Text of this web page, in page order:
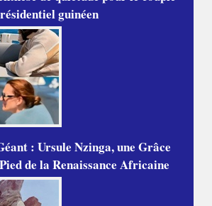
guinéen
: Ursule Nzinga, une Grâce
de la Renaissance Africaine